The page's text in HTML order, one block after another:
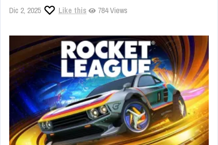
Dic 2, 2025 Like this 784 Views